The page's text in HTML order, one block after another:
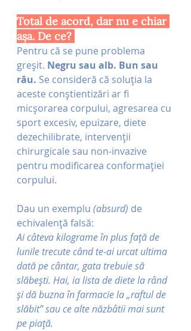
Total de acord, dar nu e chiar
așa. De ce?
Pentru că se pune problema
greșit. Negru sau alb. Bun sau
rău. Se consideră că soluția la
aceste conștientizări ar fi
micșorarea corpului, agresarea cu
sport excesiv, epuizare, diete
dezechilibrate, intervenții
chirurgicale sau non-invazive
pentru modificarea conformației
corpului.
Dau un exemplu (absurd) de
echivalență falsă:
Ai câteva kilograme în plus față de
lunile trecute când te-ai urcat ultima
dată pe cântar, gata trebuie să
slăbești. Hai, ia lista de diete la rând
și dă buzna în farmacie la „raftul de
slăbit” sau ce alte năzbâtii mai sunt
pe piață.